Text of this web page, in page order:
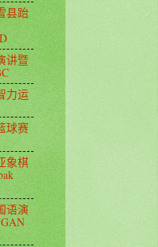
县跆
讲暨
力运
球赛
象棋
语演